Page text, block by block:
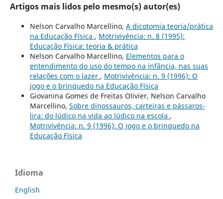
Artigos mais lidos pelo mesmo(s) autor(es)
Nelson Carvalho Marcellino, A dicotomia teoria/prática
na Educação Física , Motrivivência: n. 8 (1995):
Educação Física: teoria & prática
Nelson Carvalho Marcellino, Elementos para o
entendimento do uso do tempo na infância, nas suas
relações com o lazer , Motrivivência: n. 9 (1996): O
jogo e o brinquedo na Educação Física
Giovanina Gomes de Freitas Olivier, Nelson Carvalho
Marcellino, Sobre dinossauros, carteiras e pássaros-
lira: do lúdico na vida ao lúdico na escola ,
Motrivivência: n. 9 (1996): O jogo e o brinquedo na
Educação Física
Idioma
English